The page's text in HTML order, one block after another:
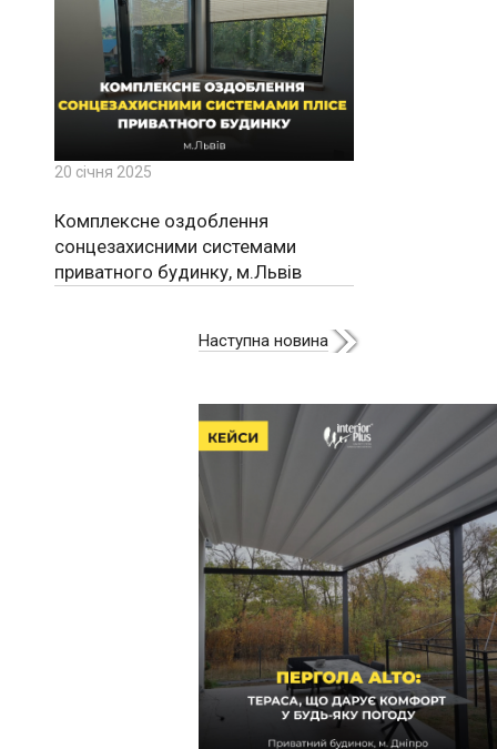
20 січня 2025
Комплексне оздоблення
сонцезахисними системами
приватного будинку, м.Львів
Наступна новина